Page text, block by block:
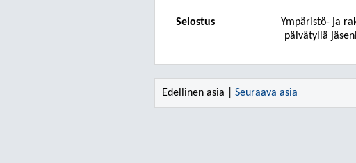
Selostus Ympäristö- ja
päivätyllä
Edellinen asia | Seuraava asia